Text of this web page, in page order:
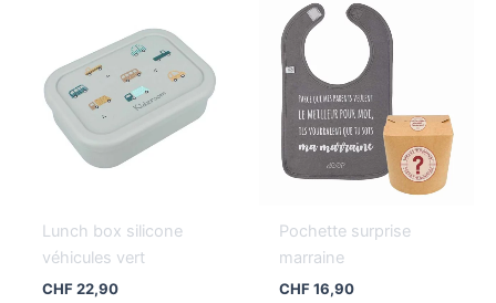
Lunch box silicone
véhicules vert
CHF22,90
Pochette surprise
marraine
CHF16,90